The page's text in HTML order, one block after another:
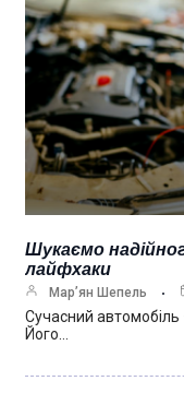
Шукаємо
лайфхаки
Мар’ян Шепель
Сучасний
Його…